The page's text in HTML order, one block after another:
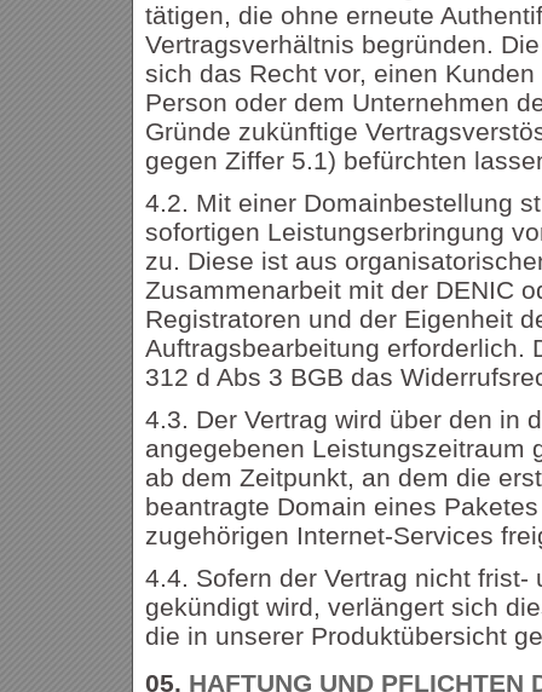
tätigen, die ohne erneute
Vertragsverhältnis begründen.
sich das Recht vor, einen
Person oder dem Unternehmen
Gründe zukünftige
gegen Ziffer 5.1) befürchten
4.2. Mit einer Domainbestellung
sofortigen Leistungserbringung
zu. Diese ist aus
Zusammenarbeit mit der DENIC
Registratoren und der Eigenheit
Auftragsbearbeitung erforderlich.
312 d Abs 3 BGB das
4.3. Der Vertrag wird über den in
angegebenen Leistungszeitraum
ab dem Zeitpunkt, an dem die
beantragte Domain eines
zugehörigen Internet-Services
4.4. Sofern der Vertrag nicht frist-
gekündigt wird, verlängert sich
die in unserer Produktübersicht
05. HAFTUNG UND PFLICHTEN